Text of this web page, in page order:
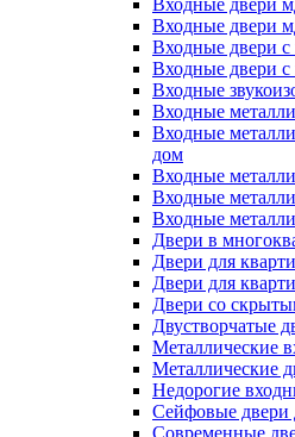
Входные двери
Входные двери
Входные двери
Входные двери
Входные
Входные
Входные
дом
Входные
Входные
Входные
Двери в
Двери для
Двери для
Двери со
Двустворчатые
Металлические
Металлические
Недорогие
Сейфовые двери
Современные